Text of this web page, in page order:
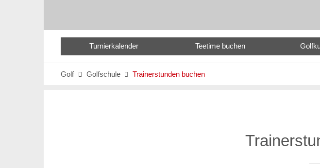
Turnierkalender Teetime buchen
Golf  Golfschule  Trainerstunden buchen